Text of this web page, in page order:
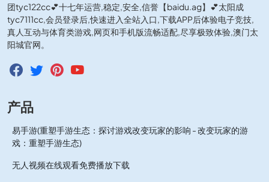
团tyc122cc💕十七年运营,稳定,安全,信誉【baidu.ag】💕太阳成
tyc7111cc,会员登录后,快速进入全站入口,下载APP后体验电子竞技,
真人互动与体育类游戏,网页和手机版流畅适配,尽享极致体验,澳门太
阳城官网。
产品
易手游(重塑手游生态：探讨游戏改变玩家的影响 - 改变玩家的游
戏：重塑手游生态)
无人视频在线观看免费播放下载